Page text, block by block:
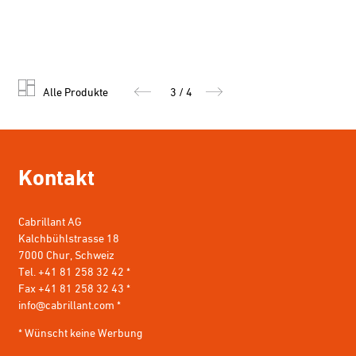
Alle Produkte 3 / 4
Kontakt
Cabrillant AG
Kalchbühlstrasse 18
7000 Chur, Schweiz
Tel. +41 81 258 32 42 *
Fax +41 81 258 32 43 *
info@cabrillant.com *
* Wünscht keine Werbung